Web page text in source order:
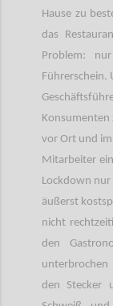
Hause zu
das
Problem:
Führerschein.
Konsumenten
vor Ort und
Mitarbeiter
Lockdown nur
äußerst
nicht
den
den Stecker